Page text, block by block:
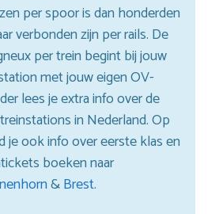
per spoor is dan honderden
verbonden zijn per rails. De
per trein begint bij jouw
met jouw eigen OV-
lees je extra info over de
in Nederland. Op
je ook info over eerste klas en
boeken naar
&Brest.